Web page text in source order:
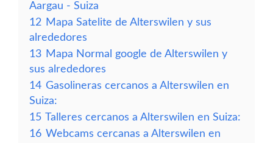
Aargau - Suiza
12 Mapa Satelite de Alterswilen y sus
alrededores
13 Mapa Normal google de Alterswilen y
sus alrededores
14 Gasolineras cercanos a Alterswilen en
Suiza:
15 Talleres cercanos a Alterswilen en Suiza:
16 Webcams cercanas a Alterswilen en